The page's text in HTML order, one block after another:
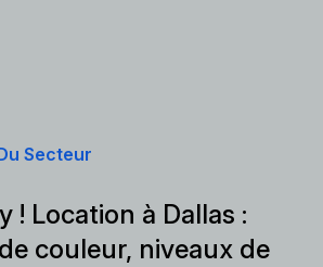
Secteur
! Location à Dallas :
couleur, niveaux de